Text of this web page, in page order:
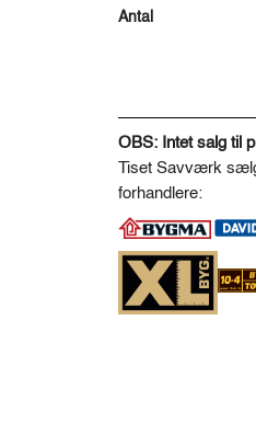
A
l
t
e
n
i
OBS: Intet salg til
Tiset Savværk
forhandlere: